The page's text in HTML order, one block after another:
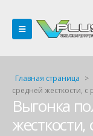
Главная страница >
средней жесткости, с
Выгонка